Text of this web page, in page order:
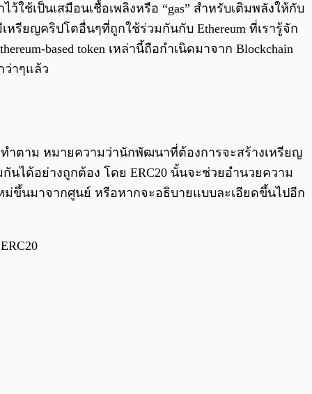
ช้เป็นเสมือนเชื้อเพลิงหรือ “gas” สำหรับเติมพลังให้กับ
รียญคริปโตอื่นๆที่ถูกใช้ร่วมกันกับ Ethereum ที่เรารู้จัก
based token เหล่านี้ถือกำเนิดมาจาก Blockchain
ว่าๆแล้ว
ทำตาม หมายความว่านักพัฒนาที่ต้องการจะสร้างเหรียญ
นได้อย่างถูกต้อง โดย ERC20 นั้นจะช่วยอำนวยความ
ม่ขึ้นมาจากศูนย์ หรือหากจะอธิบายแบบละเอียดขึ้นไปอีก